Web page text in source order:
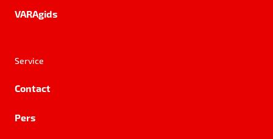
VARAgids
Service
Contact
Pers